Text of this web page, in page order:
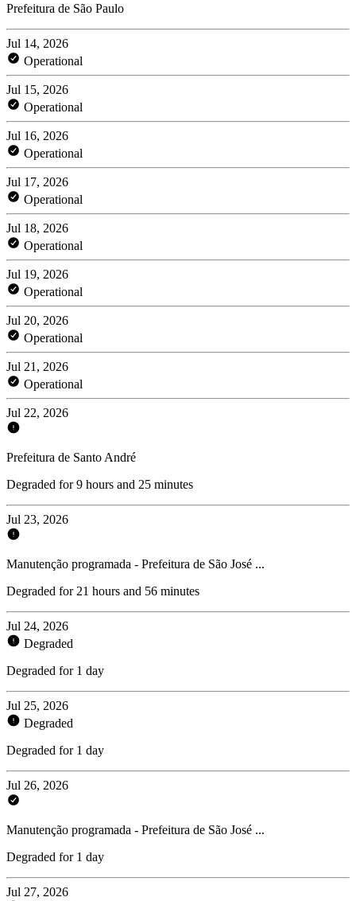
Prefeitura de São Paulo
Jul 14, 2026
Operational
Jul 15, 2026
Operational
Jul 16, 2026
Operational
Jul 17, 2026
Operational
Jul 18, 2026
Operational
Jul 19, 2026
Operational
Jul 20, 2026
Operational
Jul 21, 2026
Operational
Jul 22, 2026
Prefeitura de Santo André
Degraded for 9 hours and 25 minutes
Jul 23, 2026
Manutenção programada - Prefeitura de São José ...
Degraded for 21 hours and 56 minutes
Jul 24, 2026
Degraded
Degraded for 1 day
Jul 25, 2026
Degraded
Degraded for 1 day
Jul 26, 2026
Manutenção programada - Prefeitura de São José ...
Degraded for 1 day
Jul 27, 2026